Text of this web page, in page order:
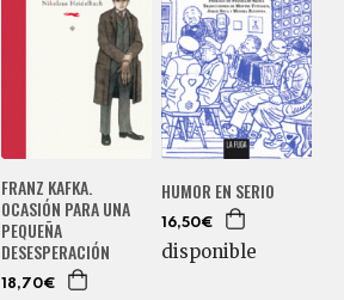
FRANZ KAFKA.
OCASIÓN PARA UNA
PEQUEÑA
DESESPERACIÓN
18,70€
HUMOR EN SERIO
16,50€
disponible